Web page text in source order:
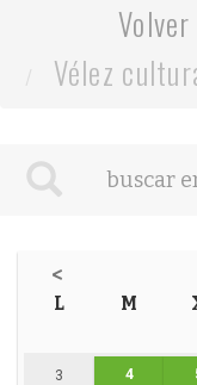
Volver
Vélez
<
L M
3 4